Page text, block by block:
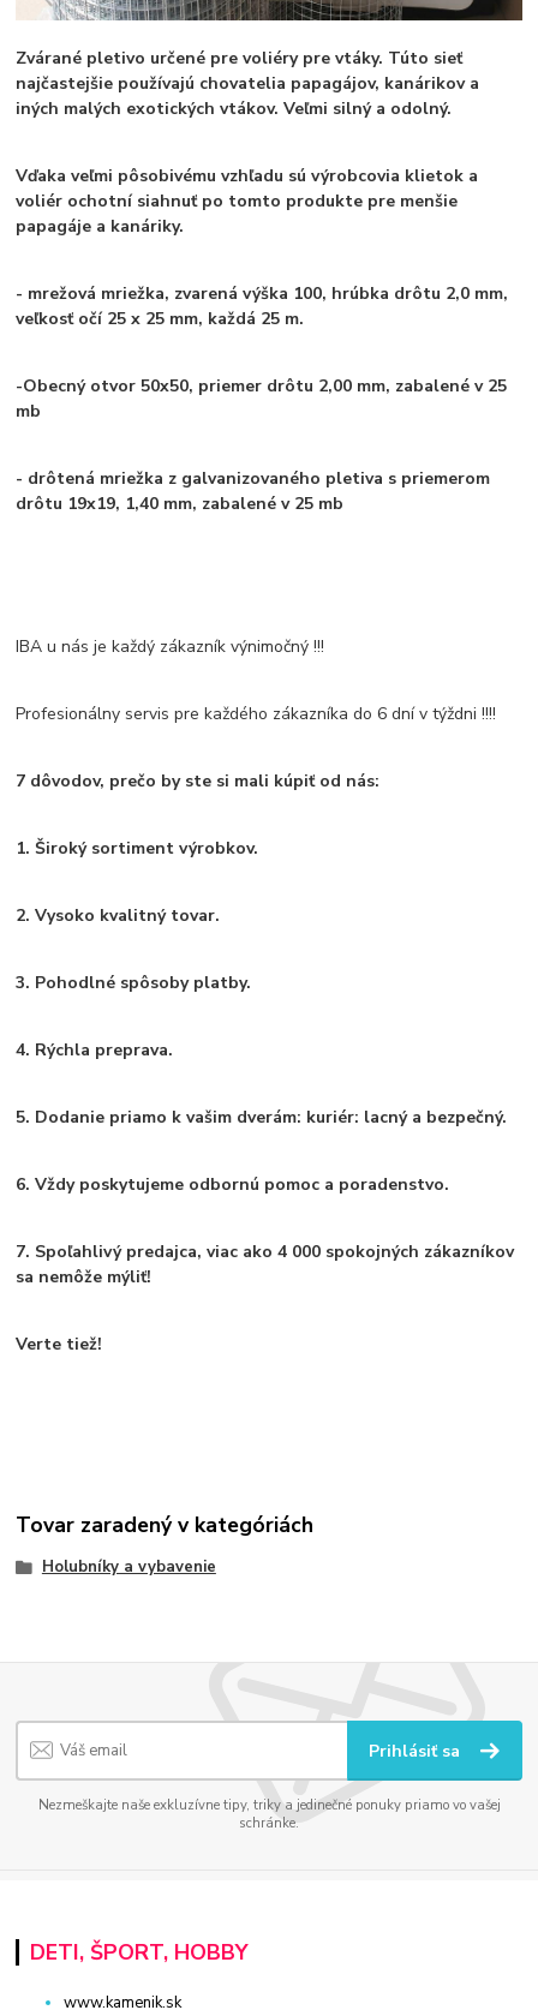
Zvárané pletivo určené pre voliéry pre vtáky. Túto sieť
najčastejšie používajú chovatelia papagájov, kanárikov a
iných malých exotických vtákov. Veľmi silný a odolný.
Vďaka veľmi pôsobivému vzhľadu sú výrobcovia klietok a
voliér ochotní siahnuť po tomto produkte pre menšie
papagáje a kanáriky.
- mrežová mriežka, zvarená výška 100, hrúbka drôtu 2,0 mm,
veľkosť očí 25 x 25 mm, každá 25 m.
-Obecný otvor 50x50, priemer drôtu 2,00 mm, zabalené v 25
mb
- drôtená mriežka z galvanizovaného pletiva s priemerom
drôtu 19x19, 1,40 mm, zabalené v 25 mb
IBA u nás je každý zákazník výnimočný !!!
Profesionálny servis pre každého zákazníka do 6 dní v týždni !!!!
7 dôvodov, prečo by ste si mali kúpiť od nás:
1. Široký sortiment výrobkov.
2. Vysoko kvalitný tovar.
3. Pohodlné spôsoby platby.
4. Rýchla preprava.
5. Dodanie priamo k vašim dverám: kuriér: lacný a bezpečný.
6. Vždy poskytujeme odbornú pomoc a poradenstvo.
7. Spoľahlivý predajca, viac ako 4 000 spokojných zákazníkov
sa nemôže mýliť!
Verte tiež!
Tovar zaradený v kategóriách
Holubníky a vybavenie
Prihlásiť sa
Nezmeškajte naše exkluzívne tipy, triky a jedinečné ponuky priamo vo vašej
schránke.
DETI, ŠPORT, HOBBY
www.kamenik.sk